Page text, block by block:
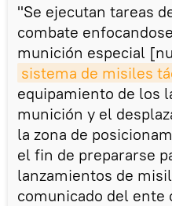
"Se ejecutan tareas
combate
munición especial
sistema de misiles
equipamiento de los
munición y el
la zona de
el fin de prepararse
lanzamientos de
comunicado del ente